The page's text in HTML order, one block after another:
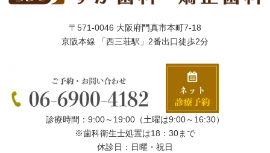
〒571-0046 大阪府門真市本町7-18
京阪本線 「西三荘駅」2番出口徒歩2分
診療時間：9:00～19:00（土曜は9:00～16:30）
※歯科衛生士処置は18：30まで
休診日：日曜・祝日